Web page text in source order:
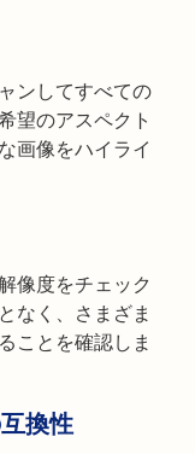
ンしてすべての
望のアスペクト
画像をハイライ
像度をチェック
なく、さまざま
ことを確認しま
換性